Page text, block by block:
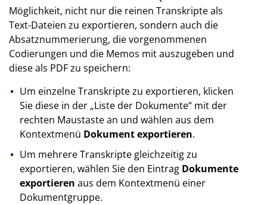
Möglichkeit, nicht nur die reinen Transkripte als
Text-Dateien zu exportieren, sondern auch die
Absatznummerierung, die vorgenommenen
Codierungen und die Memos mit auszugeben und
diese als PDF zu speichern:
Um einzelne Transkripte zu exportieren, klicken
Sie diese in der „Liste der Dokumente“ mit der
rechten Maustaste an und wählen aus dem
Kontextmenü Dokument exportieren.
Um mehrere Transkripte gleichzeitig zu
exportieren, wählen Sie den Eintrag Dokumente
exportieren aus dem Kontextmenü einer
Dokumentgruppe.